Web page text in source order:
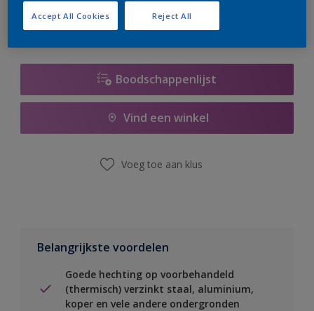
Boodschappenlijst
Vind een winkel
Voeg toe aan klus
Belangrijkste voordelen
Goede hechting op voorbehandeld
(thermisch) verzinkt staal, aluminium,
koper en vele andere ondergronden
Reject All
Accept All Cookies